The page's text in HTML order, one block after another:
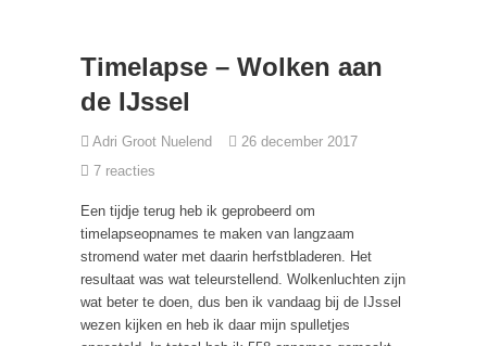
Timelapse – Wolken aan
de IJssel
Adri Groot Nuelend
26 december 2017
7 reacties
Een tijdje terug heb ik geprobeerd om
timelapseopnames te maken van langzaam
stromend water met daarin herfstbladeren. Het
resultaat was wat teleurstellend. Wolkenluchten zijn
wat beter te doen, dus ben ik vandaag bij de IJssel
wezen kijken en heb ik daar mijn spulletjes